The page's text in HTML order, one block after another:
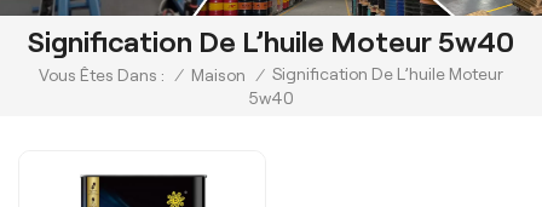
Signification De L’huile Moteur 5w40
Vous Êtes Dans : / Maison / Signification De L’huile Moteur
5w40